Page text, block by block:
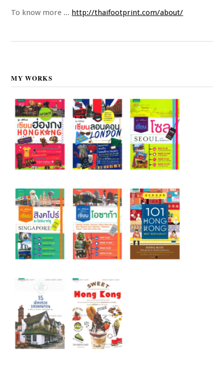
To know more ... http://thaifootprint.com/about/
MY WORKS